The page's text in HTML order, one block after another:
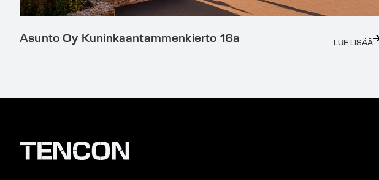
Asunto Oy Kuninkaantammenkierto 16a LUE LISÄÄ